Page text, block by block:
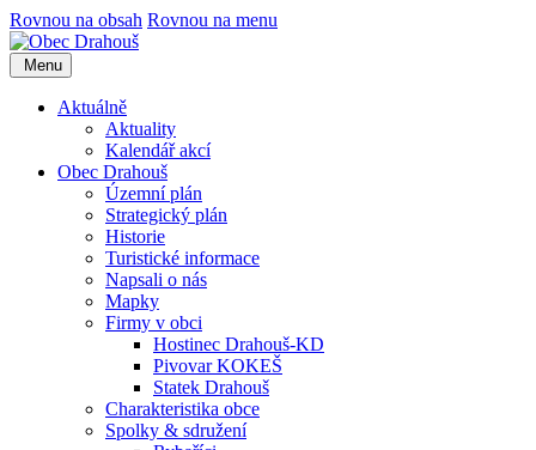
Rovnou na obsah Rovnou na menu
Menu
Aktuálně
Aktuality
Kalendář akcí
Obec Drahouš
Územní plán
Strategický plán
Historie
Turistické informace
Napsali o nás
Mapky
Firmy v obci
Hostinec Drahouš-KD
Pivovar KOKEŠ
Statek Drahouš
Charakteristika obce
Spolky & sdružení